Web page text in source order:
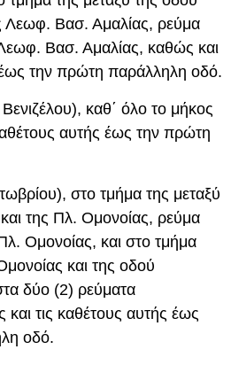
Λεωφ. Βασ. Αμαλίας, ρεύμα
Βασ. Αμαλίας, καθώς και
έως την πρώτη παράλληλη οδό.
καθ΄ όλο το μήκος
αυτής έως την πρώτη
στο τμήμα της μεταξύ
της Πλ. Ομονοίας, ρεύμα
Ομονοίας, και στο τμήμα
και της οδού
δύο (2) ρεύματα
τις καθέτους αυτής έως
οδό.